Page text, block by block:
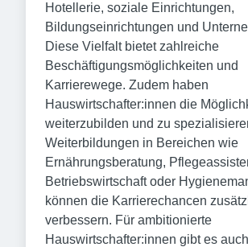
Hotellerie, soziale Einrichtungen,
Bildungseinrichtungen und
Diese Vielfalt bietet zahlreiche
Beschäftigungsmöglichkeiten und
Karrierewege. Zudem haben
Hauswirtschafter:innen die
weiterzubilden und zu
Weiterbildungen in Bereichen wie
Ernährungsberatung,
Betriebswirtschaft oder
können die Karrierechancen
verbessern. Für ambitionierte
Hauswirtschafter:innen gibt es